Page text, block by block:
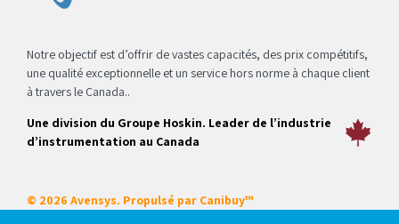
Notre objectif est d’offrir de vastes capacités, des prix compétitifs,
une qualité exceptionnelle et un service hors norme à chaque client
à travers le Canada..
Une division du Groupe Hoskin. Leader de l’industrie
d’instrumentation au Canada
© 2026 Avensys. Propulsé par Canibuy™